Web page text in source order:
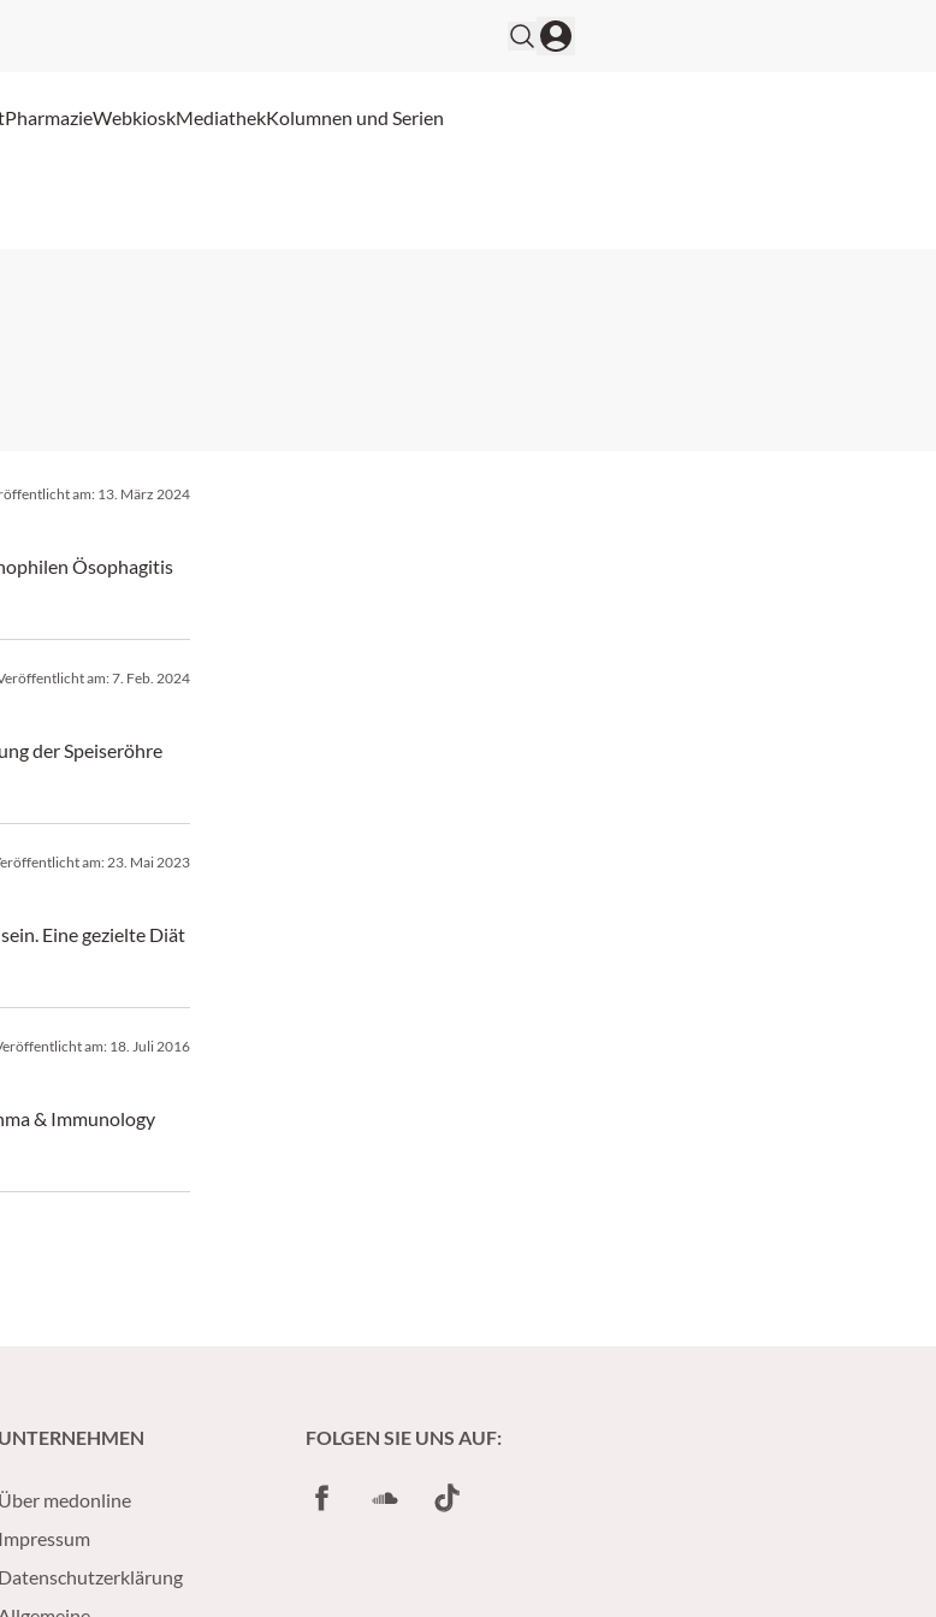
PharmazieWebkioskMediathekKolumnen und Serien
am: 13. März 2024
Ösophagitis
am:7. Feb. 2024
der Speiseröhre
am:23. Mai 2023
Eine gezielte Diät
am: 18. Juli 2016
& Immunology
UNTERNEHMEN
Über medonline
Impressum
Datenschutzerklärung
FOLGEN SIE UNS AUF:
FacebookSoundCloud
TikTok